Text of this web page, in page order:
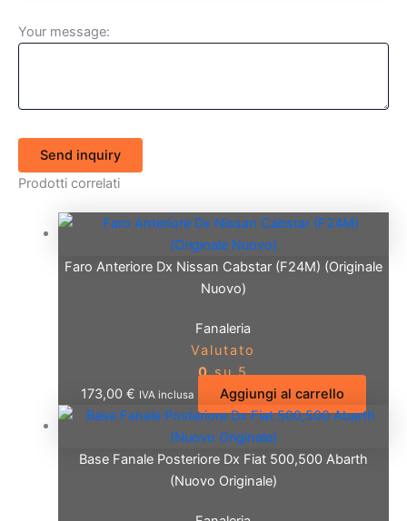
Your message:
Send inquiry
Prodotti correlati
Faro Anteriore Dx Nissan Cabstar (F24M) (Originale
Nuovo)
Fanaleria
Valutato
0su 5
173,00 € IVA inclusa Aggiungi al carrello
Base Fanale Posteriore Dx Fiat 500,500 Abarth
(Nuovo Originale)